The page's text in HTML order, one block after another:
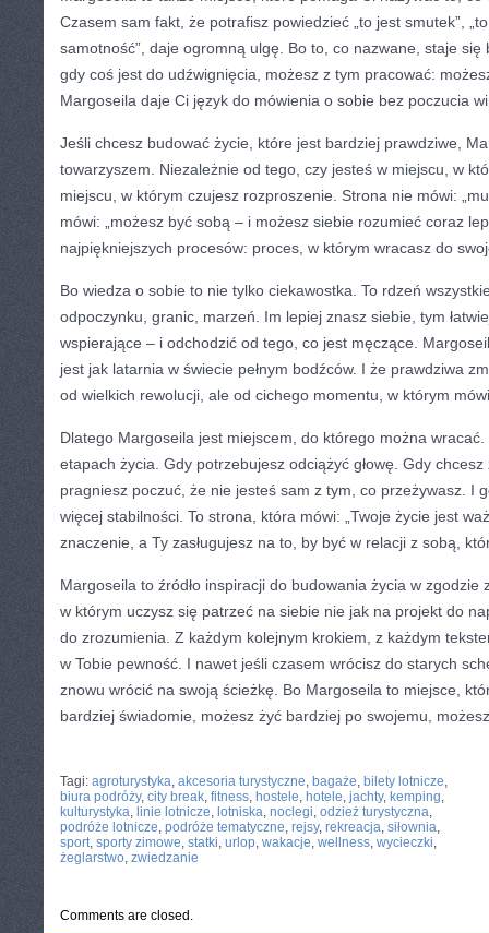
Czasem sam fakt, że potrafisz powiedzieć „to jest smutek”,
samotność”, daje ogromną ulgę. Bo to, co nazwane, staje się
gdy coś jest do udźwignięcia, możesz z tym pracować:
Margoseila daje Ci język do mówienia o sobie bez poczucia
Jeśli chcesz budować życie, które jest bardziej prawdziwe,
towarzyszem. Niezależnie od tego, czy jesteś w miejscu, w
miejscu, w którym czujesz rozproszenie. Strona nie mówi:
mówi: „możesz być sobą – i możesz siebie rozumieć coraz
najpiękniejszych procesów: proces, w którym wracasz do
Bo wiedza o sobie to nie tylko ciekawostka. To rdzeń
odpoczynku, granic, marzeń. Im lepiej znasz siebie, tym
wspierające – i odchodzić od tego, co jest męczące.
jest jak latarnia w świecie pełnym bodźców. I że prawdziwa
od wielkich rewolucji, ale od cichego momentu, w którym
Dlatego Margoseila jest miejscem, do którego można
etapach życia. Gdy potrzebujesz odciążyć głowę. Gdy
pragniesz poczuć, że nie jesteś sam z tym, co przeżywasz. I
więcej stabilności. To strona, która mówi: „Twoje życie jest
znaczenie, a Ty zasługujesz na to, by być w relacji z sobą,
Margoseila to źródło inspiracji do budowania życia w zgodzie
w którym uczysz się patrzeć na siebie nie jak na projekt do
do zrozumienia. Z każdym kolejnym krokiem, z każdym
w Tobie pewność. I nawet jeśli czasem wrócisz do starych
znowu wrócić na swoją ścieżkę. Bo Margoseila to miejsce,
bardziej świadomie, możesz żyć bardziej po swojemu,
Tagi: agroturystyka, akcesoria turystyczne, bagaże, bilety lotnicze,
biura podróży, city break, fitness, hostele, hotele, jachty, kemping,
kulturystyka, linie lotnicze, lotniska, noclegi, odzież turystyczna,
podróże lotnicze, podróże tematyczne, rejsy, rekreacja, siłownia,
sport, sporty zimowe, statki, urlop, wakacje, wellness, wycieczki,
żeglarstwo, zwiedzanie
Comments are closed.